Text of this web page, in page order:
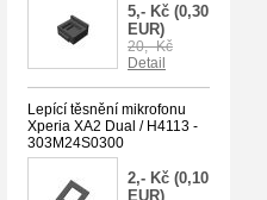
5,- Kč (0,30
EUR)
20,- Kč
Detail
Lepící těsnění mikrofonu
Xperia XA2 Dual / H4113 -
303M24S0300
2,- Kč (0,10
EUR)